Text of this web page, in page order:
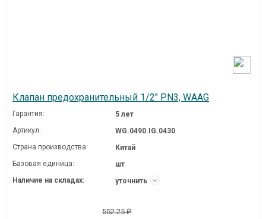
Клапан предохранительный 1/2" PN3, WAAG
Гарантия:
5 лет
Артикул:
WG.0490.IG.0430
Страна производства:
Китай
Базовая единица:
шт
Наличие на складах:
уточнить
552.25 ₽